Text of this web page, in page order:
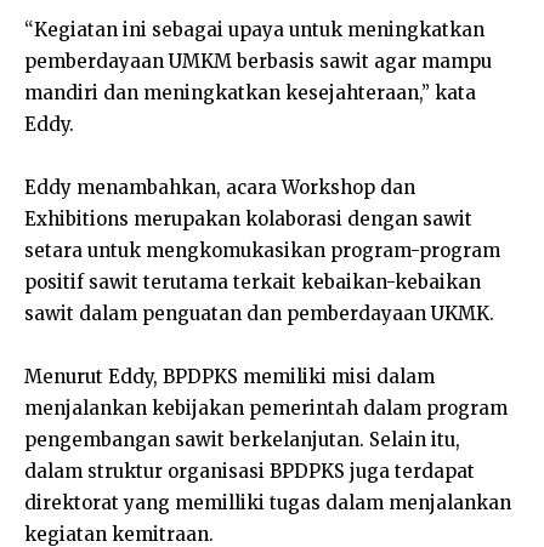
“Kegiatan ini sebagai upaya untuk meningkatkan
pemberdayaan UMKM berbasis sawit agar mampu
mandiri dan meningkatkan kesejahteraan,” kata
Eddy.
Eddy menambahkan, acara Workshop dan
Exhibitions merupakan kolaborasi dengan sawit
setara untuk mengkomukasikan program-program
positif sawit terutama terkait kebaikan-kebaikan
sawit dalam penguatan dan pemberdayaan UKMK.
Menurut Eddy, BPDPKS memiliki misi dalam
menjalankan kebijakan pemerintah dalam program
pengembangan sawit berkelanjutan. Selain itu,
dalam struktur organisasi BPDPKS juga terdapat
direktorat yang memilliki tugas dalam menjalankan
kegiatan kemitraan.